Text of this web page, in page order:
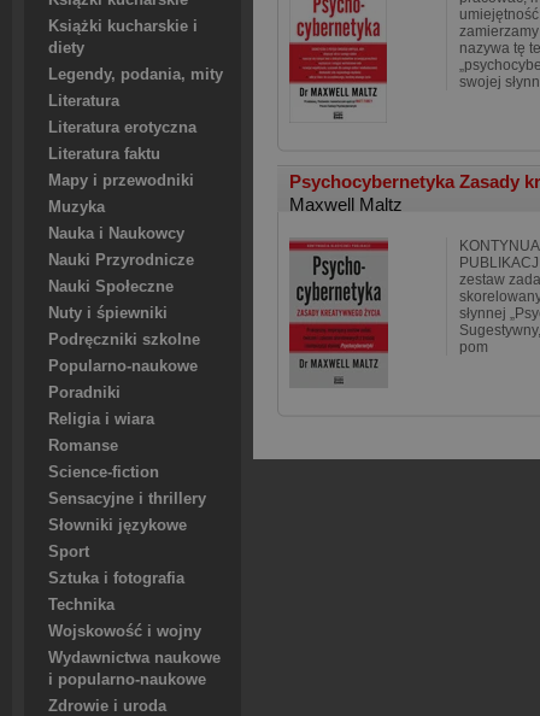
Książki kucharskie i
diety
Legendy, podania, mity
Literatura
Literatura erotyczna
Literatura faktu
Mapy i przewodniki
Muzyka
Nauka i Naukowcy
Nauki Przyrodnicze
Nauki Społeczne
Nuty i śpiewniki
Podręczniki szkolne
Popularno-naukowe
Poradniki
Religia i wiara
Romanse
Science-fiction
Sensacyjne i thrillery
Słowniki językowe
Sport
Sztuka i fotografia
Technika
Wojskowość i wojny
Wydawnictwa naukowe
i popularno-naukowe
Zdrowie i uroda
nazywa tę
swojej
Psychocybernetyka Zasady
Maxwell Maltz
zestaw
słynnej
pom